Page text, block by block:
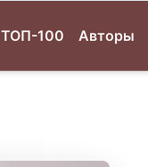
ТОП-100 Авторы